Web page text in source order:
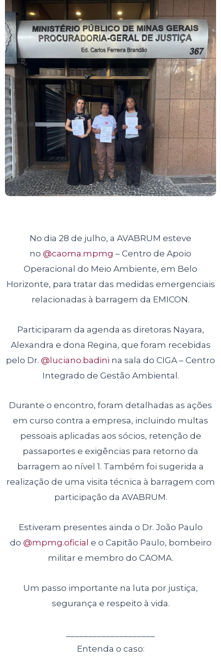
No dia 28 de julho, a AVABRUM esteve
no @caoma.mpmg – Centro de Apoio
Operacional do Meio Ambiente, em Belo
Horizonte, para tratar das medidas emergenciais
relacionadas à barragem da EMICON.
Participaram da agenda as diretoras Nayara,
Alexandra e dona Regina, que foram recebidas
pelo Dr. @luciano.badini na sala do CIGA – Centro
Integrado de Gestão Ambiental.
Durante o encontro, foram detalhadas as ações
em curso contra a empresa, incluindo multas
pessoais aplicadas aos sócios, retenção de
passaportes e exigências para retorno da
barragem ao nível 1. Também foi sugerida a
realização de uma visita técnica à barragem com
participação da AVABRUM.
Estiveram presentes ainda o Dr. João Paulo
do @mpmg.oficial e o Capitão Paulo, bombeiro
militar e membro do CAOMA.
Um passo importante na luta por justiça,
segurança e respeito à vida.
Entenda o caso: